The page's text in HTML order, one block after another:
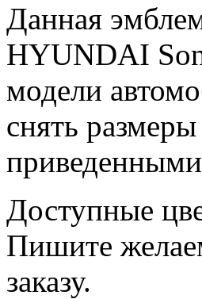
Данная
HYUNDAI
модели
снять
Доступные
Пишите
заказу.